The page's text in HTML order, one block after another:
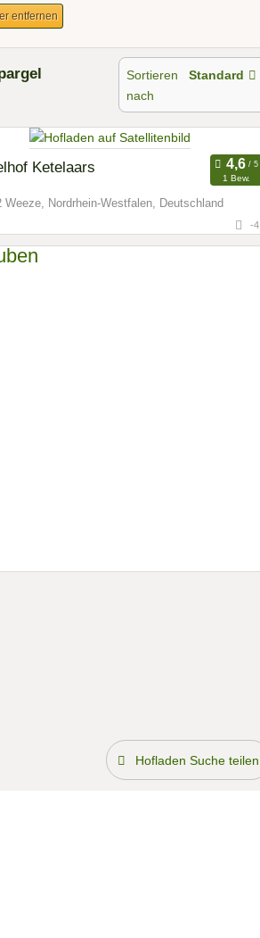
entfernen
Sortieren
nach
Standard
Ketelaars
1 Bew.
Weeze, Nordrhein-Westfalen, Deutschland
-4
Hofladen Suche teilen